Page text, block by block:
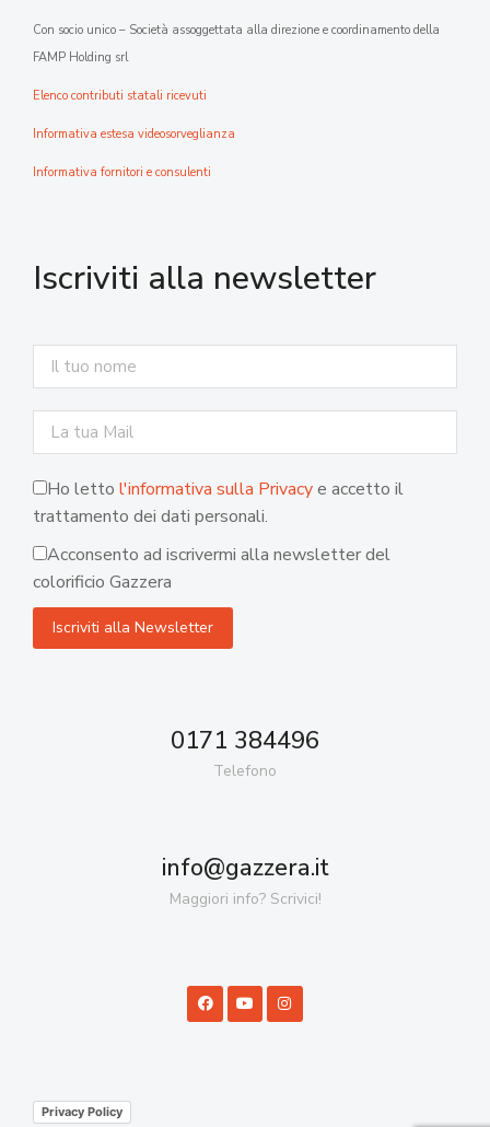
Con socio unico – Società assoggettata alla direzione e coordinamento della
FAMP Holding srl
Elenco contributi statali ricevuti
Informativa estesa videosorveglianza
Informativa fornitori e consulenti
Iscriviti alla newsletter
Ho letto l'informativa sulla Privacye accetto il
trattamento dei dati personali.
Acconsento ad iscrivermi alla newsletter del
colorificio Gazzera
0171 384496
Telefono
info@gazzera.it
Maggiori info? Scrivici!
Privacy Policy